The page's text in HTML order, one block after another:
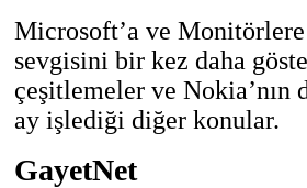
Microsoft’a ve
sevgisini bir kez daha
çeşitlemeler ve
ay işlediği diğer konular.
GayetNet